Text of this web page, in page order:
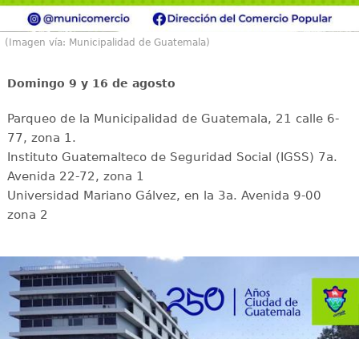
(Imagen vía: Municipalidad de Guatemala)
Domingo 9 y 16 de agosto
Parqueo de la Municipalidad de Guatemala, 21 calle 6-
77, zona 1.
Instituto Guatemalteco de Seguridad Social (IGSS) 7a.
Avenida 22-72, zona 1
Universidad Mariano Gálvez, en la 3a. Avenida 9-00
zona 2